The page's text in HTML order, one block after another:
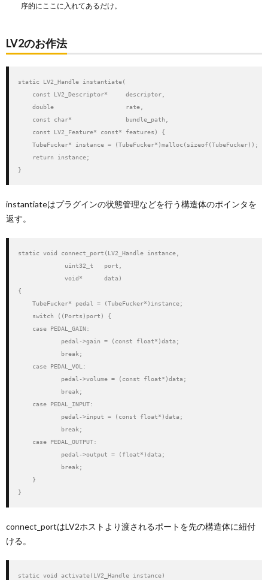
序的にここに入れてあるだけ。
LV2のお作法
static LV2_Handle instantiate(
    const LV2_Descriptor*     descriptor,
    double                    rate,
    const char*               bundle_path,
    const LV2_Feature* const* features) {
    TubeFucker* instance = (TubeFucker*)malloc(sizeof(TubeFucker));
    return instance;
}
instantiateはプラグインの状態管理などを行う構造体のポインタを
返す。
static void connect_port(LV2_Handle instance,
             uint32_t   port,
             void*      data)
{
    TubeFucker* pedal = (TubeFucker*)instance;
    switch ((Ports)port) {
    case PEDAL_GAIN:
            pedal->gain = (const float*)data;
            break;
    case PEDAL_VOL:
            pedal->volume = (const float*)data;
            break;
    case PEDAL_INPUT:
            pedal->input = (const float*)data;
            break;
    case PEDAL_OUTPUT:
            pedal->output = (float*)data;
            break;
    }
}
connect_portはLV2ホストより渡されるポートを先の構造体に紐付
ける。
static void activate(LV2_Handle instance)